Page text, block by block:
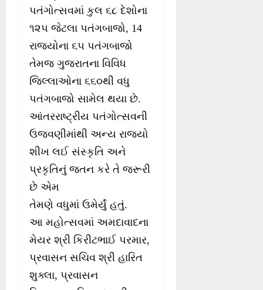
પતંગોત્સવમાં કુલ ૬૮ દેશોના
૧૨૫ જેટલા પતંગબાજો, 14
રાજ્યોના ૬૫ પતંગબાજો
તેમજ ગુજરાતના વિવિધ
જિલ્લાઓના ૬૬૦થી વધુ
પતંગબાજો સામેલ થયા છે.
આંતરરાષ્ટ્રીય પતંગોત્સવની
ઉજવણીમાંથી અન્ય રાજ્યો
શીખ લઈ સંસ્કૃતિ અને
પ્રકૃતિનું જતન કરે તે જરૂરી
છે એમ
તેમણે વધુમાં ઉમેર્યું હતું.
આ મહોત્સવમાં અમદાવાદના
મેયર શ્રી કિરીટભાઈ પરમાર,
પ્રવાસન સચિવ શ્રી હારિત
શુક્લા, પ્રવાસન